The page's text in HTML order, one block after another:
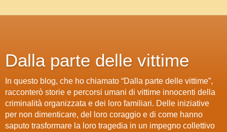
Dalla parte delle vittime
In questo blog, che ho chiamato “Dalla parte delle vittime”,
racconterò storie e percorsi umani di vittime innocenti della
criminalità organizzata e dei loro familiari. Delle iniziative
per non dimenticare, del loro coraggio e di come hanno
saputo trasformare la loro tragedia in un impegno collettivo